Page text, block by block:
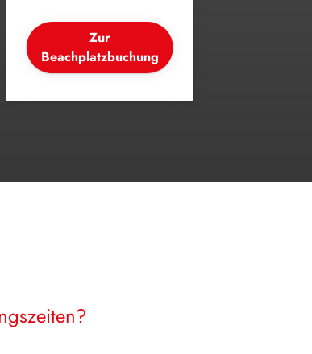
Zur
Beachplatzbuchung